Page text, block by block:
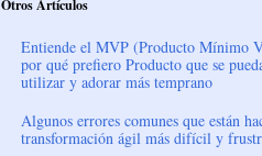
Otros Artículos
Entiende el MVP (Producto Mínimo
por qué prefiero Producto que se
utilizar y adorar más temprano
Algunos errores comunes que están
transformación ágil más difícil y